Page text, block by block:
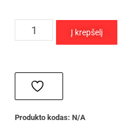
Į krepšelį
Produkto kodas: N/A